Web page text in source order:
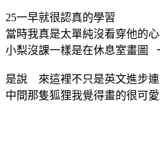
25一早就很認真的學習
當時我真是太單純沒看穿他的心
小梨沒課一樣是在休息室畫圖
是說 來這裡不只是英文進步連
中間那隻狐狸我覺得畫的很可